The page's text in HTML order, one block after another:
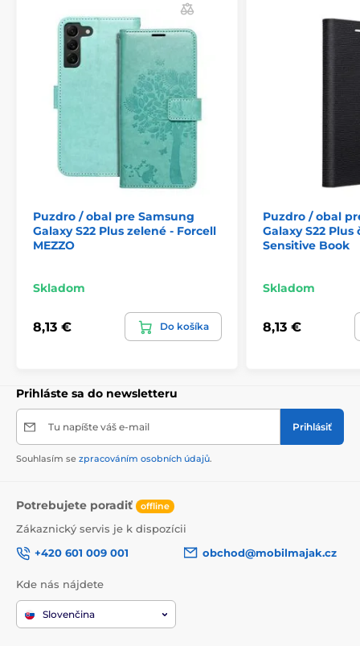
Puzdro / obal pre Samsung
Galaxy S22 Plus zelené - Forcell
MEZZO
Skladom
8,13 € Do košíka
Puzdro / obal
Galaxy S22
Sensitive Book
Skladom
8,13 €
Prihláste sa do newsletteru
Tu napíšte váš e-mail Prihlásiť
Souhlasím se zpracováním osobních údajů.
Potrebujete poradiť offline
Zákaznický servis je k dispozícii
+420 601 009 001
obchod@mobilmajak.cz
Kde nás nájdete
Slovenčina